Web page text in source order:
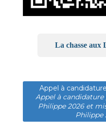
La chasse aux
Appel à
Appel à
Philippe 2026 et
Philippe